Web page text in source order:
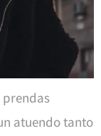
prendas
atuendo tanto